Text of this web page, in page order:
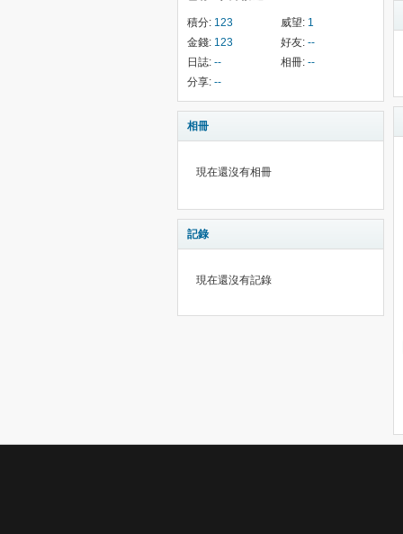
積分: 123 威望: 1
金錢: 123 好友: --
日誌: -- 相冊: --
分享: --
相冊
現在還沒有相冊
記錄
現在還沒有記錄